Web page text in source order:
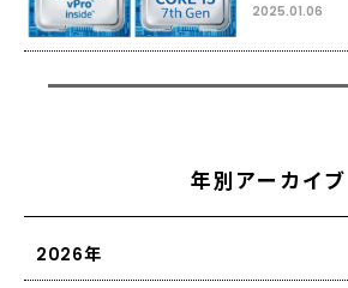
2025.01.06
年別アーカイブ
2026年